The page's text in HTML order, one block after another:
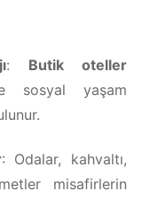
: Butik oteller
sosyal yaşam
: Odalar, kahvaltı,
misafirlerin